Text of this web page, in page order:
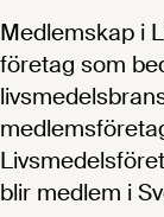
Medlemskap i
företag som
blir medlem i